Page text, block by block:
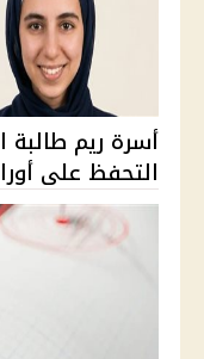
التحفظ على